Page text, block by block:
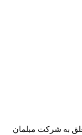
به شرکت مبلمان